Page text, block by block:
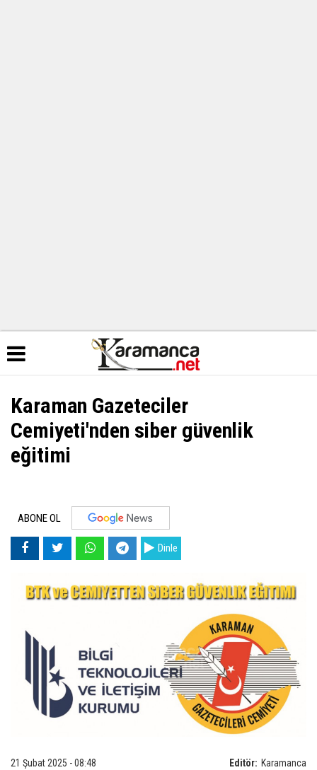
Karaman Gazeteciler
Cemiyeti'nden siber güvenlik
eğitimi
ABONE OL
Dinle
Editör: Karamanca
21 Şubat 2025 - 08:48